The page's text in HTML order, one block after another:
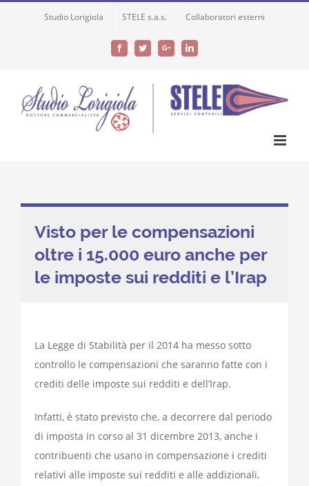
Studio Lorigiola STELE s.a.s. Collaboratori esterni
FacebookTwitterGoogle+LinkedIn
Visto per le compensazioni
oltre i 15.000 euro anche per
le imposte sui redditi e l’Irap
La Legge di Stabilità per il 2014 ha messo sotto
controllo le compensazioni che saranno fatte con i
crediti delle imposte sui redditi e dell’Irap.
Infatti, è stato previsto che, a decorrere dal periodo
di imposta in corso al 31 dicembre 2013, anche i
contribuenti che usano in compensazione i crediti
relativi alle imposte sui redditi e alle addizionali,